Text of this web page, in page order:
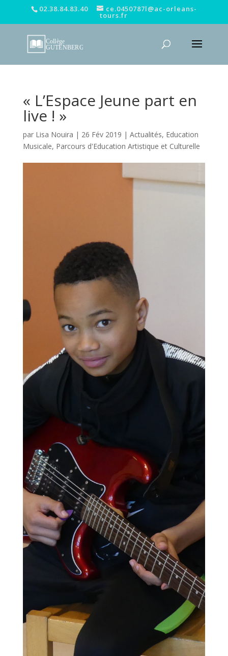
02.38.84.83.40 ce.0450787l@ac-orleans-
tours.fr
« L’Espace Jeune part en
live ! »
par Lisa Nouira | 26 Fév 2019 | Actualités, Education
Musicale, Parcours d'Education Artistique et Culturelle